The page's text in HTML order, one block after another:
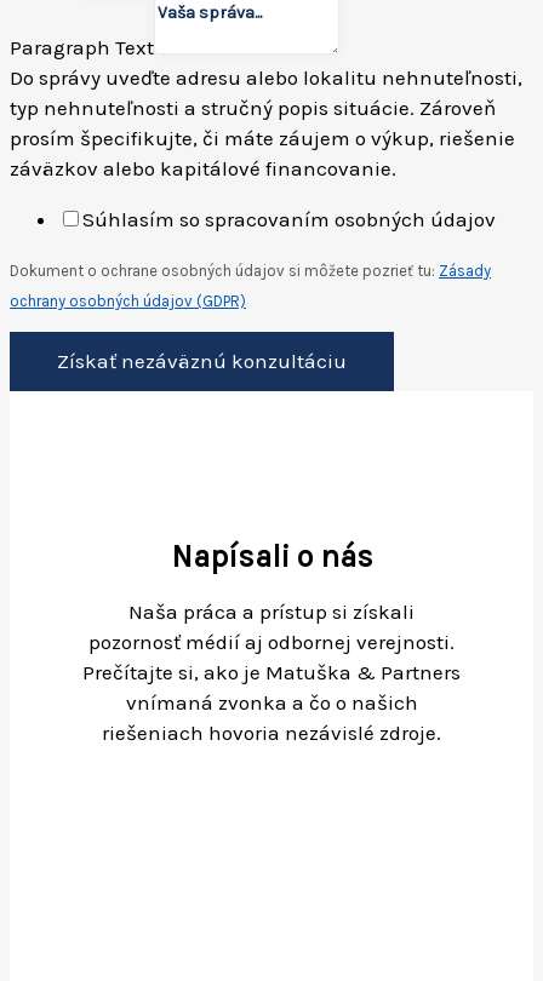
Paragraph Text
Do správy uveďte adresu alebo lokalitu nehnuteľnosti,
typ nehnuteľnosti a stručný popis situácie. Zároveň
prosím špecifikujte, či máte záujem o výkup, riešenie
záväzkov alebo kapitálové financovanie.
Súhlasím so spracovaním osobných údajov
Dokument o ochrane osobných údajov si môžete pozrieť tu: Zásady
ochrany osobných údajov (GDPR)
Získať nezáväznú konzultáciu
Napísali o nás
Naša práca a prístup si získali
pozornosť médií aj odbornej verejnosti.
Prečítajte si, ako je Matuška & Partners
vnímaná zvonka a čo o našich
riešeniach hovoria nezávislé zdroje.